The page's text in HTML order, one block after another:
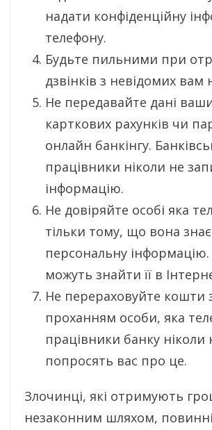
надати конфіденційну
телефону.
Будьте пильними при
дзвінків з невідомих вам
Не передавайте дані
карткових рахунків чи
онлайн банкінгу.
працівники ніколи не
інформацію.
Не довіряйте особі яка
тільки тому, що вона
персональну
можуть знайти її в
Не перераховуйте кошти
проханням особи, яка
працівники банку ніколи
попросять вас про це.
Злочинці, які отримують
незаконним шляхом, повинні